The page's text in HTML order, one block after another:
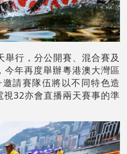
行，分公開賽、混合賽及
年再度舉辦粵港澳大灣區
請賽隊伍將以不同特色造
32亦會直播兩天賽事的準